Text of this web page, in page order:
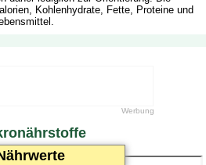
Kohlenhydrate, Fette, Proteine und